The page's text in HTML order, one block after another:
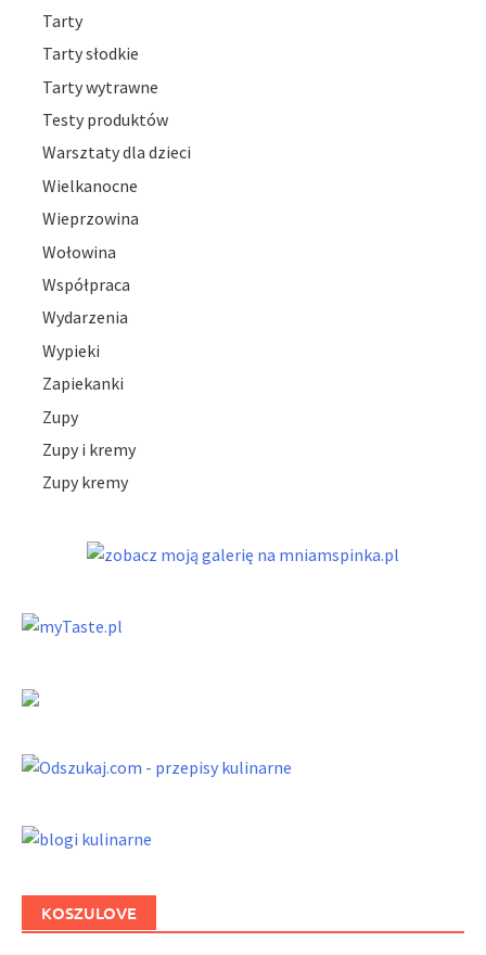
Tarty
Tarty słodkie
Tarty wytrawne
Testy produktów
Warsztaty dla dzieci
Wielkanocne
Wieprzowina
Wołowina
Współpraca
Wydarzenia
Wypieki
Zapiekanki
Zupy
Zupy i kremy
Zupy kremy
KOSZULOVE